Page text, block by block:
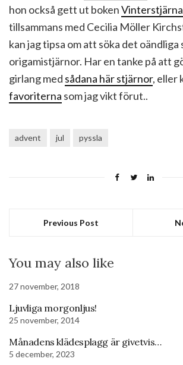
hon också gett ut boken
tillsammans med Cecilia Möller
kan jag tipsa om att söka det
origamistjärnor. Har en tanke på att
girlang med sådana här stjärnor, eller
favoriterna som jag vikt förut..
advent jul pyssla
Previous Post
You may also like
27 november, 2018
Ljuvliga morgonljus!
25 november, 2014
Månadens klädesplagg är givetvis…
5 december, 2023